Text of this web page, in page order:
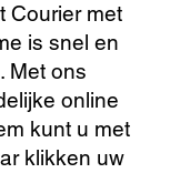
Courier met
is snel en
Met ons
online
kunt u met
klikken uw